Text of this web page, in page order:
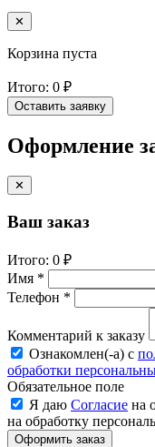
✕
Корзина пуста
Итого: 0 ₽
Оставить заявку
Оформление
✕
Ваш заказ
Итого: 0 ₽
Имя *
Телефон *
Комментарий к заказу
Ознакомлен(-a) с
обработки
Обязательное поле
Я даю Согласие на
на обработку
Оформить заказ